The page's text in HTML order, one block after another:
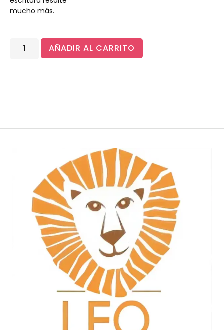
mucho más.
AÑADIR AL CARRITO